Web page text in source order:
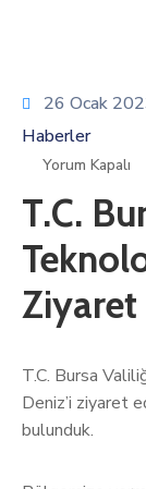
26 Ocak
Haberler
Yorum Kapalı
T.C.
Ziyaret
T.C. Bursa
Deniz’i ziyaret
bulunduk.